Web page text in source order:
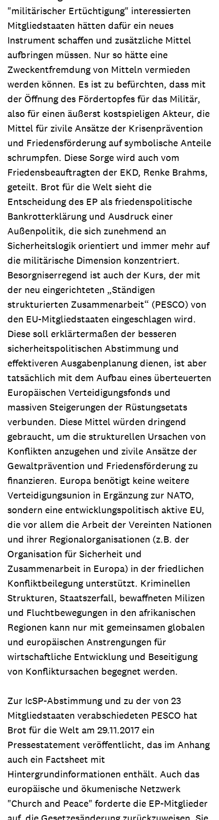
"militärischer Ertüchtigung" interessierten
Mitgliedstaaten hätten dafür ein neues
Instrument schaffen und zusätzliche Mittel
aufbringen müssen. Nur so hätte eine
Zweckentfremdung von Mitteln vermieden
werden können. Es ist zu befürchten, dass mit
der Öffnung des Fördertopfes für das Militär,
also für einen äußerst kostspieligen Akteur, die
Mittel für zivile Ansätze der Krisenprävention
und Friedensförderung auf symbolische Anteile
schrumpfen. Diese Sorge wird auch vom
Friedensbeauftragten der EKD, Renke Brahms,
geteilt. Brot für die Welt sieht die
Entscheidung des EP als friedenspolitische
Bankrotterklärung und Ausdruck einer
Außenpolitik, die sich zunehmend an
Sicherheitslogik orientiert und immer mehr auf
die militärische Dimension konzentriert.
Besorgniserregend ist auch der Kurs, der mit
der neu eingerichteten „Ständigen
strukturierten Zusammenarbeit“ (PESCO) von
den EU-Mitgliedstaaten eingeschlagen wird.
Diese soll erklärtermaßen der besseren
sicherheitspolitischen Abstimmung und
effektiveren Ausgabenplanung dienen, ist aber
tatsächlich mit dem Aufbau eines überteuerten
Europäischen Verteidigungsfonds und
massiven Steigerungen der Rüstungsetats
verbunden. Diese Mittel würden dringend
gebraucht, um die strukturellen Ursachen von
Konflikten anzugehen und zivile Ansätze der
Gewaltprävention und Friedensförderung zu
finanzieren. Europa benötigt keine weitere
Verteidigungsunion in Ergänzung zur NATO,
sondern eine entwicklungspolitisch aktive EU,
die vor allem die Arbeit der Vereinten Nationen
und ihrer Regionalorganisationen (z.B. der
Organisation für Sicherheit und
Zusammenarbeit in Europa) in der friedlichen
Konfliktbeilegung unterstützt. Kriminellen
Strukturen, Staatszerfall, bewaffneten Milizen
und Flucht­bewegungen in den afrikanischen
Regionen kann nur mit gemeinsamen globalen
und europäischen Anstrengungen für
wirtschaftliche Entwicklung und Beseitigung
von Konfliktursachen begegnet werden.
Zur IcSP-Abstimmung und zu der von 23
Mitgliedstaaten verabschiedeten PESCO hat
Brot für die Welt am 29.11.2017 ein
Pressestatement veröffentlicht, das im Anhang
auch ein Factsheet mit
Hintergrundinformationen enthält. Auch das
europäische und ökumenische Netzwerk
"Church and Peace" forderte die EP-Mitglieder